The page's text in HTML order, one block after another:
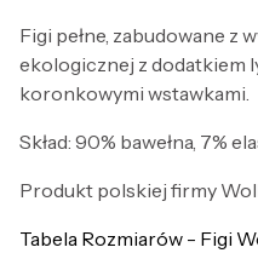
Figi pełne, zabudowane z
ekologicznej z dodatkiem
koronkowymi wstawkami.
Skład: 90% bawełna, 7%
Produkt polskiej firmy
Tabela Rozmiarów - Figi